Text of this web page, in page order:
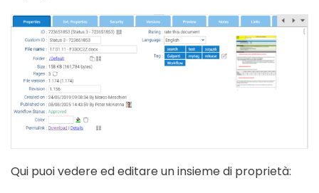
Qui puoi vedere ed editare un insieme di proprietà: